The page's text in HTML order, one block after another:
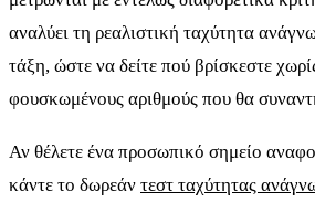
αναλύει τη ρεαλιστική ταχύτητα
τάξη, ώστε να δείτε πού βρίσκεστε
φουσκωμένους αριθμούς που θα
Αν θέλετε ένα προσωπικό σημείο
κάντε το δωρεάν τεστ ταχύτητας